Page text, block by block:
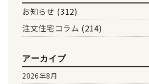
お知らせ (312)
注文住宅コラム (214)
アーカイブ
2026年8月